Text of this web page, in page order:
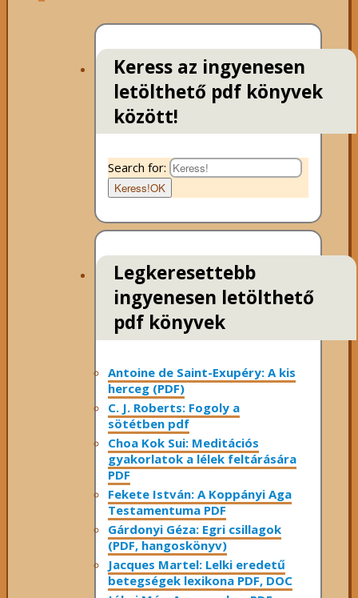
Keress az ingyenesen
letölthető pdf könyvek
között!
Search for:
Keress!OK
Legkeresettebb
ingyenesen letölthető
pdf könyvek
Antoine de Saint-Exupéry: A kis
herceg (PDF)
C. J. Roberts: Fogoly a
sötétben pdf
Choa Kok Sui: Meditációs
gyakorlatok a lélek feltárására
PDF
Fekete István: A Koppányi Aga
Testamentuma PDF
Gárdonyi Géza: Egri csillagok
(PDF, hangoskönyv)
Jacques Martel: Lelki eredetű
betegségek lexikona PDF, DOC